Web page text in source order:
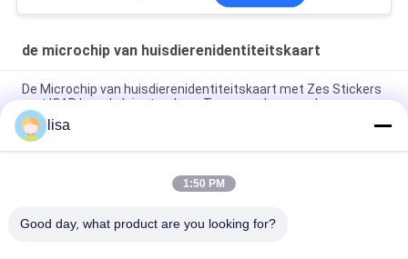
de microchip van huisdierenidentiteitskaart
De Microchip van huisdierenidentiteitskaart met Zes Stickers
met ICAR keurde Injecteerbare Transponders goed
Ervaar het gemak van onze geavanceerde huisdier ID
microchip voor huisdier identificatie
Bescherming van huisdieren Micro ID EO gassterilisatie voor
lisa
1:50 PM
Good day, what product are you looking for?